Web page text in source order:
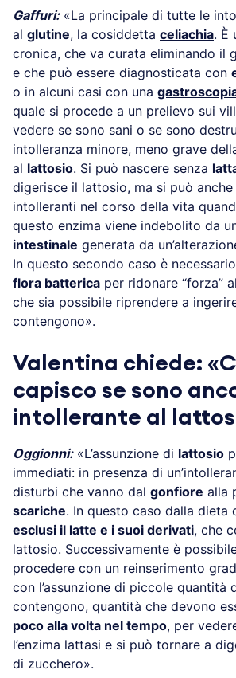
Gaffuri:«La principale di tutte le
al glutine, la cosiddetta celiachia. È
cronica, che va curata eliminando il
e che può essere diagnosticata con
o in alcuni casi con una
quale si procede a un prelievo sui
vedere se sono sani o se sono
intolleranza minore, meno grave
al lattosio. Si può nascere senza
digerisce il lattosio, ma si può
intolleranti nel corso della vita
questo enzima viene indebolito da
intestinale generata da
In questo secondo caso è necessario
flora batterica per ridonare “forza”
che sia possibile riprendere a
contengono».
Valentina chiede:
capisco se sono
intollerante al
Oggionni:«L’assunzione di lattosio
immediati: in presenza di
disturbi che vanno dal gonfiore alla
scariche. In questo caso dalla dieta
esclusi il latte e i suoi derivati, che
lattosio. Successivamente è
procedere con un reinserimento
con l’assunzione di piccole quantità
contengono, quantità che devono
poco alla volta nel tempo, per
l’enzima lattasi e si può tornare a
di zucchero».